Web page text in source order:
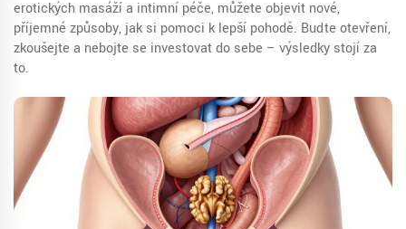
erotických masáží a intimní péče, můžete objevit nové,
příjemné způsoby, jak si pomoci k lepší pohodě. Buďte otevření,
zkoušejte a nebojte se investovat do sebe – výsledky stojí za
to.